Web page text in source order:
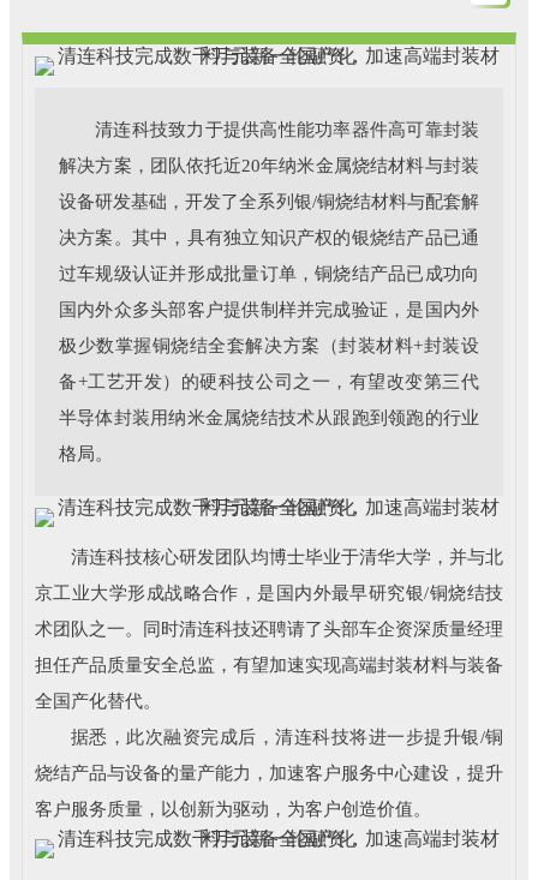
清连科技致力于提供高性能功率器件高可靠封装
解决方案，团队依托近20年纳米金属烧结材料与封装
设备研发基础，开发了全系列银/铜烧结材料与配套解
决方案。其中，具有独立知识产权的银烧结产品已通
过车规级认证并形成批量订单，铜烧结产品已成功向
国内外众多头部客户提供制样并完成验证，是国内外
极少数掌握铜烧结全套解决方案（封装材料+封装设
备+工艺开发）的硬科技公司之一，有望改变第三代
半导体封装用纳米金属烧结技术从跟跑到领跑的行业
格局。
清连科技核心研发团队均博⼠毕业于清华⼤学，并与北
京工业大学形成战略合作，是国内外最早研究银/铜烧结技
术团队之⼀。同时清连科技还聘请了头部车企资深质量经理
担任产品质量安全总监，有望加速实现⾼端封装材料与装备
全国产化替代。
据悉，此次融资完成后，清连科技将进一步提升银/铜
烧结产品与设备的量产能力，加速客户服务中心建设，提升
客户服务质量，以创新为驱动，为客户创造价值。